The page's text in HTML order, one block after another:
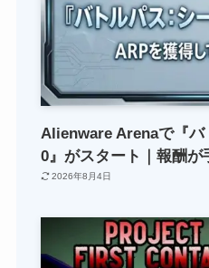
Alienware Arenaで『バ
0』がスタート｜報酬が
2026年8月4日